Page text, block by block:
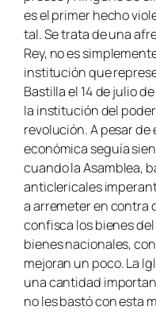
es el primer hecho
tal. Se trata de una
Rey, no es
institución que
Bastilla el 14 de julio
la institución del poder
revolución. A pesar
económica seguía
cuando la Asamblea,
anticlericales
a arremeter en contra
confisca los bienes
bienes nacionales,
mejoran un poco. La
una cantidad
no les bastó con esta